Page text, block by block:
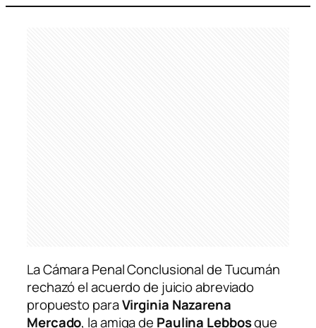
La Cámara Penal Conclusional de Tucumán
rechazó el acuerdo de juicio abreviado
propuesto paraVirginia Nazarena
Mercado, la amiga de Paulina Lebbosque